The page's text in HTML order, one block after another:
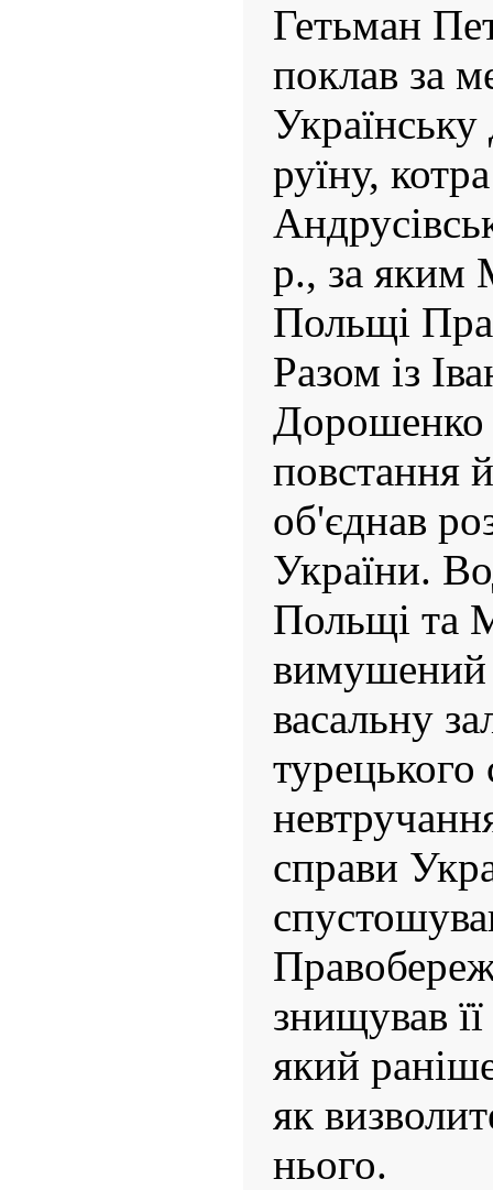
Гетьман
поклав за
руїну,
р., за яким
Польщі
Разом із
Дорошенко
повстання
об'єднав
України.
Польщі та
вимушений
васальну
справи
знищував
який
як
нього.